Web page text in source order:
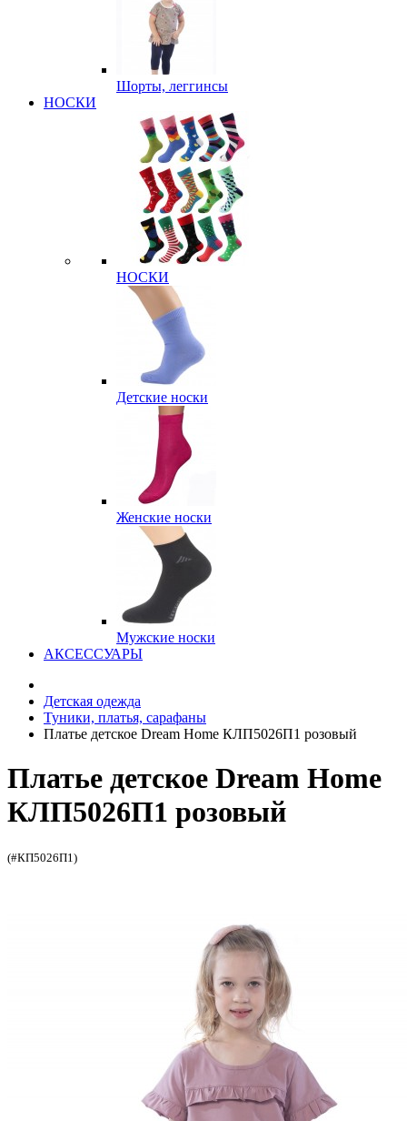
Шорты, леггинсы
НОСКИ
НОСКИ
Детские носки
Женские носки
Мужские носки
АКСЕССУАРЫ
Детская одежда
Туники, платья, сарафаны
Платье детское Dream Home КЛП5026П1 розовый
Платье детское Dream Home
КЛП5026П1 розовый
(#КП5026П1)